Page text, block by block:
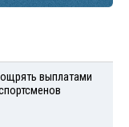
выплатами